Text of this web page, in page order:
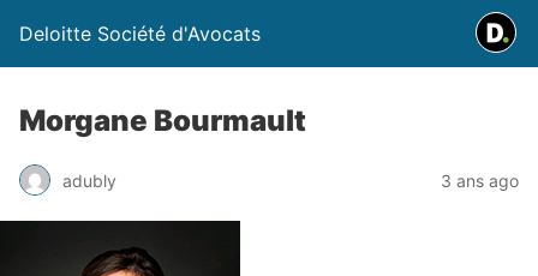
Deloitte Société d'Avocats
Morgane Bourmault
adubly 3 ans ago